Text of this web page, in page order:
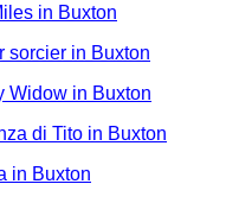
in Buxton
sorcier in Buxton
Widow in Buxton
di Tito in Buxton
in Buxton